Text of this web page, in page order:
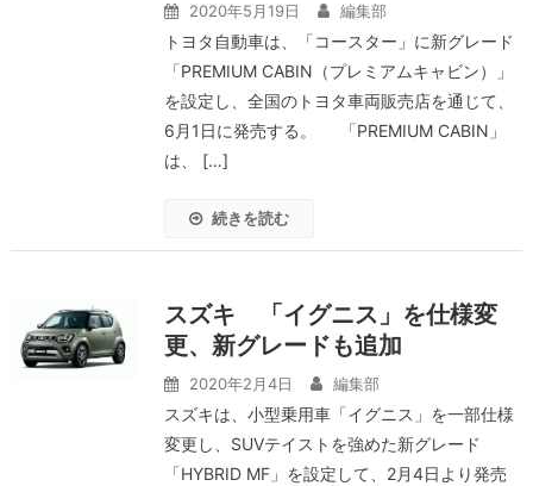
2020年5月19日 編集部
トヨタ自動車は、「コースター」に新グレード
「PREMIUM CABIN（プレミアムキャビン）」
を設定し、全国のトヨタ車両販売店を通じて、
6月1日に発売する。 「PREMIUM CABIN」
は、 […]
続きを読む
スズキ 「イグニス」を仕様変
更、新グレードも追加
2020年2月4日 編集部
スズキは、小型乗用車「イグニス」を一部仕様
変更し、SUVテイストを強めた新グレード
「HYBRID MF」を設定して、2月4日より発売